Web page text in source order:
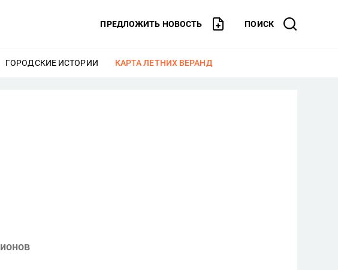
ПРЕДЛОЖИТЬ НОВОСТЬ ПОИСК
ЕЩЕ
ГОРОДСКИЕ ИСТОРИИ ЕЩЕ
КАРТА ЛЕТНИХ ВЕРАНД